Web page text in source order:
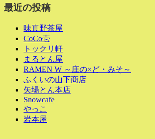
最近の投稿
味真野茶屋
CoCo壱
トックリ軒
まるとん屋
RAMEN W ～庄の×ど・みそ～
ふくいの山下商店
矢場とん本店
Snowcafe
やっこ
岩本屋